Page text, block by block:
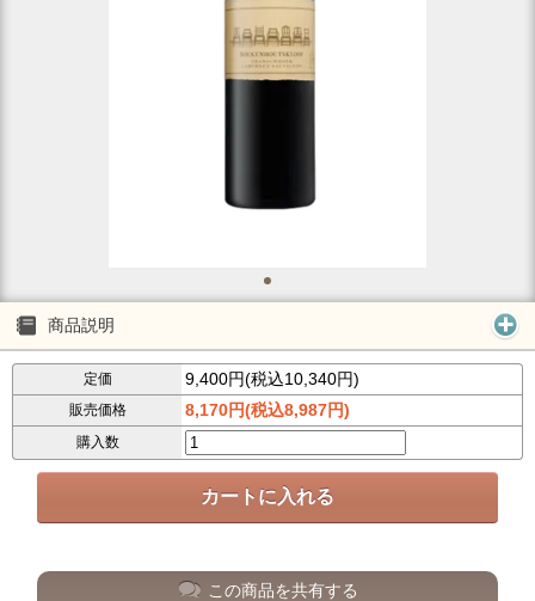
商品説明
定価 9,400円(税込10,340円)
販売価格 8,170円(税込8,987円)
購入数
この商品を共有する